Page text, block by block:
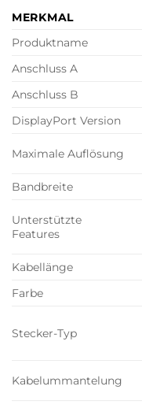
MERKMAL
Produktname
Anschluss A
Anschluss B
DisplayPort Version
Maximale Auflösung
Bandbreite
Unterstützte
Features
Kabellänge
Farbe
Stecker-Typ
Kabelummantelung